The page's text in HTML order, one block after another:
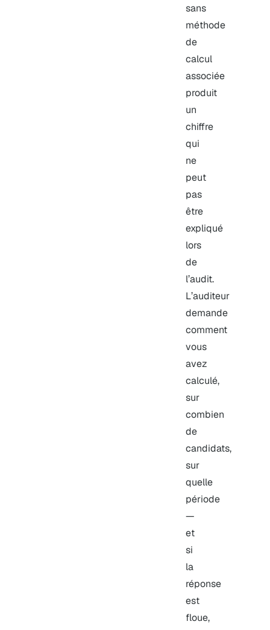
sans
méthode
de
calcul
associée
produit
un
chiffre
qui
ne
peut
pas
être
expliqué
lors
de
l’audit.
L’auditeur
demande
comment
vous
avez
calculé,
sur
combien
de
candidats,
sur
quelle
période
—
et
si
la
réponse
est
floue,